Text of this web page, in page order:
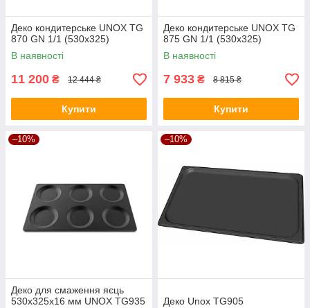
Деко кондитерське UNOX TG
870 GN 1/1 (530х325)
В наявності
11 200 ₴ 12 444 ₴
Купити
Деко кондитерське UNOX TG
875 GN 1/1 (530х325)
В наявності
7 933 ₴ 8 815 ₴
Купити
–10%
Деко для смаження яєць
530x325x16 мм UNOX TG935
–10%
Деко Unox TG905